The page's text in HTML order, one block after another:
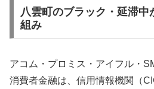
八雲町のブラック・延滞中
組み
アコム・プロミス・アイフル・
消費者金融は、信用情報機関（